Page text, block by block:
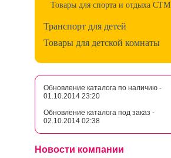
Товары для спорта и отдыха СТМ
Транспорт для детей
Товары для детской комнаты
Обновление каталога по наличию -
01.10.2014 23:20
Обновление каталога под заказ -
02.10.2014 02:38
Новости компании